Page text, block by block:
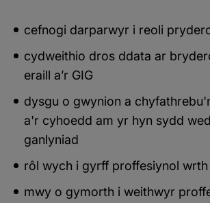
cefnogi darparwyr i reoli
cydweithio dros ddata ar
eraill a’r GIG
dysgu o gwynion a
a'r cyhoedd am yr hyn sydd
ganlyniad
rôl wych i gyrff proffesiynol
mwy o gymorth i weithwyr